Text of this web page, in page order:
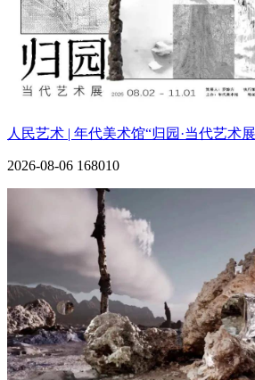
人民艺术 | 年代美术馆“归园·当代艺术
2026-08-06 168010